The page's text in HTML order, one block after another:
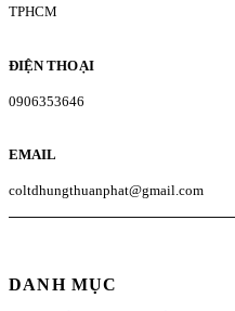
TPHCM
ĐIỆN THOẠI
0906353646
EMAIL
coltdhungthuanphat@gmail.com
DANH MỤC